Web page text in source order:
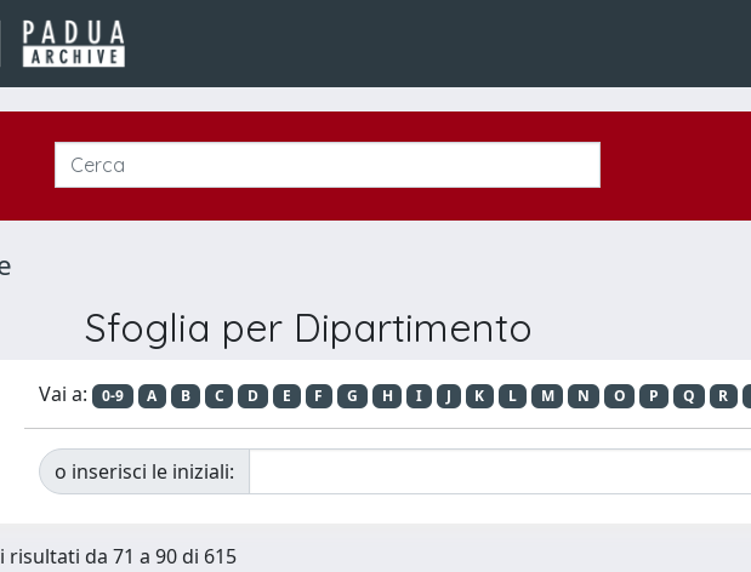
Sfoglia per Dipartimento
Vai a: 0-9 A B C D E F G H I J K L M N O P Q R
o inserisci le iniziali:
risultati da 71 a 90 di 615